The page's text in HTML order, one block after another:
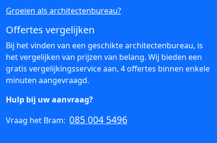
Groeien als architectenbureau?
Offertes vergelijken
Bij het vinden van een geschikte architectenbureau, is
het vergelijken van prijzen van belang. Wij bieden een
gratis vergelijkingsservice aan, 4 offertes binnen enkele
minuten aangevraagd.
Hulp bij uw aanvraag?
Vraag het Bram: 085 004 5496